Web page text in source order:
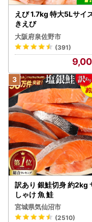
えび 1.7kg 特大5Lサイ
きえび
大阪府泉佐野市
(391)
訳あり 銀鮭切身 約2kg サケ
しゃけ 魚 鮭
宮城県気仙沼市
(2510)